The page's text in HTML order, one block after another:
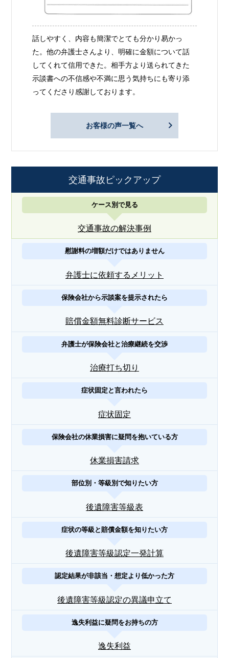
話しやすく、内容も簡潔でとても分かり易かっ
た。他の弁護士さんより、明確に金額について話
してくれて信用できた。相手方より送られてきた
示談書への不信感や不満に思う気持ちにも寄り添
ってくださり感謝しております。
お客様の声一覧へ
交通事故ピックアップ
ケース別で見る
交通事故の解決事例
慰謝料の増額だけではありません
弁護士に依頼するメリット
保険会社から示談案を提示されたら
賠償金額無料診断サービス
弁護士が保険会社と治療継続を交渉
治療打ち切り
症状固定と言われたら
症状固定
保険会社の休業損害に疑問を抱いている方
休業損害請求
部位別・等級別で知りたい方
後遺障害等級表
症状の等級と賠償金額を知りたい方
後遺障害等級認定一発計算
認定結果が非該当・想定より低かった方
後遺障害等級認定の異議申立て
逸失利益に疑問をお持ちの方
逸失利益